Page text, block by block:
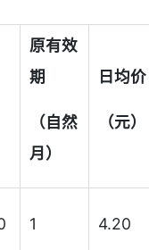
原有效
期
（自然
月）
日均价
（元）
1 4.20